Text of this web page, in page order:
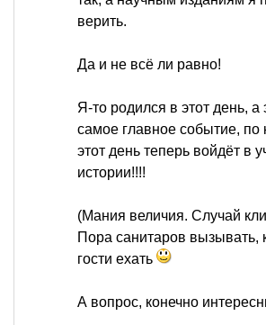
верить.
Да и не всё ли равно!
Я-то родился в этот день, а
самое главное событие, по
этот день теперь войдёт в
истории!!!!
(Мания величия. Случай
Пора санитаров вызывать,
гости ехать
А вопрос, конечно